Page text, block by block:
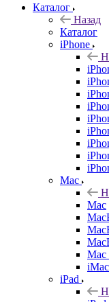
Каталог
Назад
Каталог
iPhone
Mac
Mac
Mac
iMac
iPad